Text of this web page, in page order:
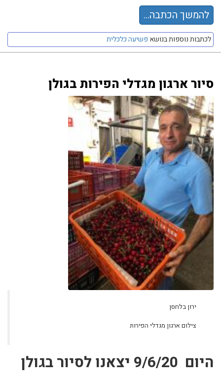
להמשך הכתבה...
לכתבות נוספות בנושא פשיעה כלכלית
סיור ארגון מגדלי הפירות בגולן
ירון בלחסן
צילום ארגון מגדלי הפירות
היום 9/6/20 יצאנו לסיור בגולן